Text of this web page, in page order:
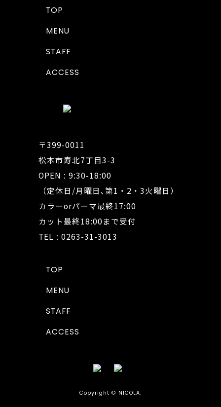
TOP
MENU
STAFF
ACCESS
〒399-0011
松本市寿北7丁目3-3
OPEN : 9:30-18:00
（定休日/月曜日､第1・2・3火曜日）
カラーorパーマ最終17:00
カット最終18:00まで受付
TEL : 0263-31-3013
TOP
MENU
STAFF
ACCESS
Copyright © NICOLA.